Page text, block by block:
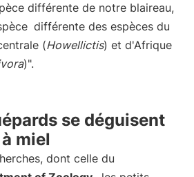
différente de notre blaireau,
différente des espèces du
(Howellictis) et d'Afrique
)".
se déguisent
miel
dont celle du